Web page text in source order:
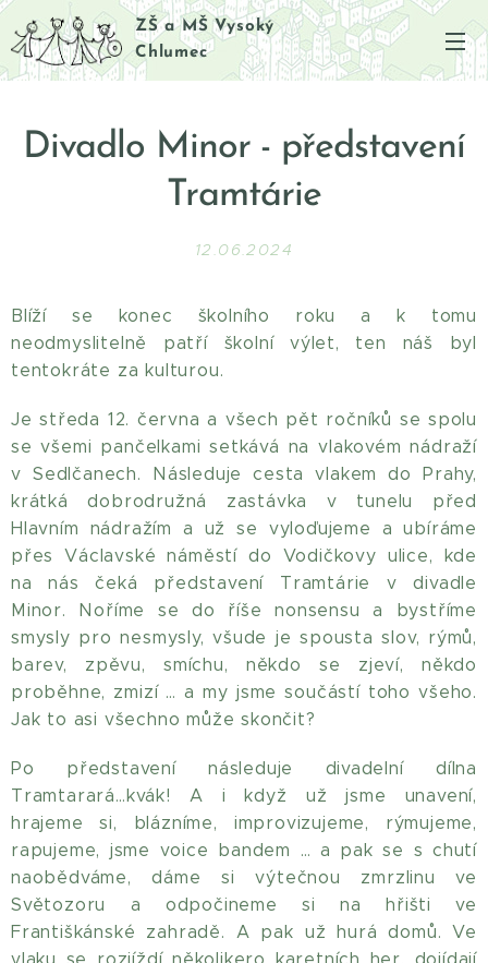
ZŠ a MŠ Vysoký
Chlumec
Divadlo Minor - představení
Tramtárie
12.06.2024
Blíží se konec školního roku a k tomu
neodmyslitelně patří školní výlet, ten náš byl
tentokráte za kulturou.
Je středa 12. června a všech pět ročníků se spolu
se všemi pančelkami setkává na vlakovém nádraží
v Sedlčanech. Následuje cesta vlakem do Prahy,
krátká dobrodružná zastávka v tunelu před
Hlavním nádražím a už se vyloďujeme a ubíráme
přes Václavské náměstí do Vodičkovy ulice, kde
na nás čeká představení Tramtárie v divadle
Minor. Noříme se do říše nonsensu a bystříme
smysly pro nesmysly, všude je spousta slov, rýmů,
barev, zpěvu, smíchu, někdo se zjeví, někdo
proběhne, zmizí … a my jsme součástí toho všeho.
Jak to asi všechno může skončit?
Po představení následuje divadelní dílna
Tramtarará…kvák! A i když už jsme unavení,
hrajeme si, blázníme, improvizujeme, rýmujeme,
rapujeme, jsme voice bandem … a pak se s chutí
naobědváme, dáme si výtečnou zmrzlinu ve
Světozoru a odpočineme si na hřišti ve
Františkánské zahradě. A pak už hurá domů. Ve